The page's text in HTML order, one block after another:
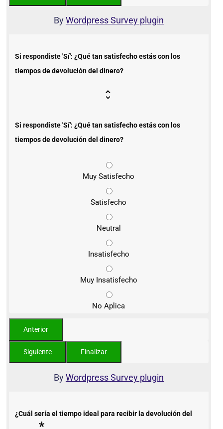
ByWordpress Survey plugin
Si respondiste 'Sí': ¿Qué tan satisfecho estás con los
tiempos de devolución del dinero?
Si respondiste 'Sí': ¿Qué tan satisfecho estás con los
tiempos de devolución del dinero?
Muy Satisfecho
Satisfecho
Neutral
Insatisfecho
Muy Insatisfecho
No Aplica
ByWordpress Survey plugin
¿Cuál sería el tiempo ideal para recibir la devolución del